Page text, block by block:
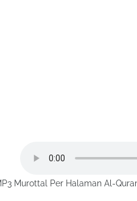
Murottal Per Halaman Al-